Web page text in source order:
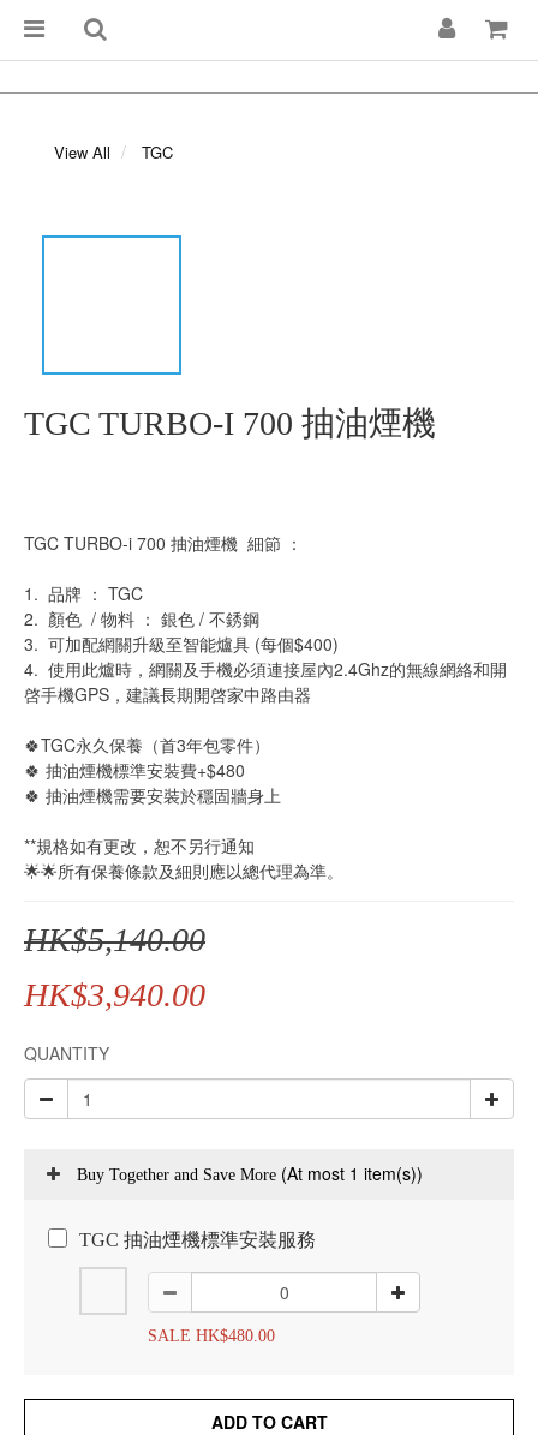
View All TGC
TGC TURBO-I 700 抽油煙機
TGC TURBO-i 700 抽油煙機  細節 ：
1.  品牌 ： TGC
2.  顏色  / 物料 ： 銀色 / 不銹鋼
3.  可加配網關升級至智能爐具 (每個$400)
4.  使用此爐時，網關及手機必須連接屋內2.4Ghz的無線網絡和開
啓手機GPS，建議長期開啓家中路由器
🍀TGC永久保養（首3年包零件）
🍀 抽油煙機標準安裝費+$480
🍀 抽油煙機需要安裝於穩固牆身上
**規格如有更改，恕不另行通知
🌟🌟所有保養條款及細則應以總代理為準。
HK$5,140.00
HK$3,940.00
QUANTITY
Buy Together and Save More (At most 1 item(s))
TGC 抽油煙機標準安裝服務
SALE HK$480.00
ADD TO CART